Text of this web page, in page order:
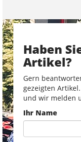
Haben
Artikel?
Gern
gezeigten
und wir melden
Ihr Name